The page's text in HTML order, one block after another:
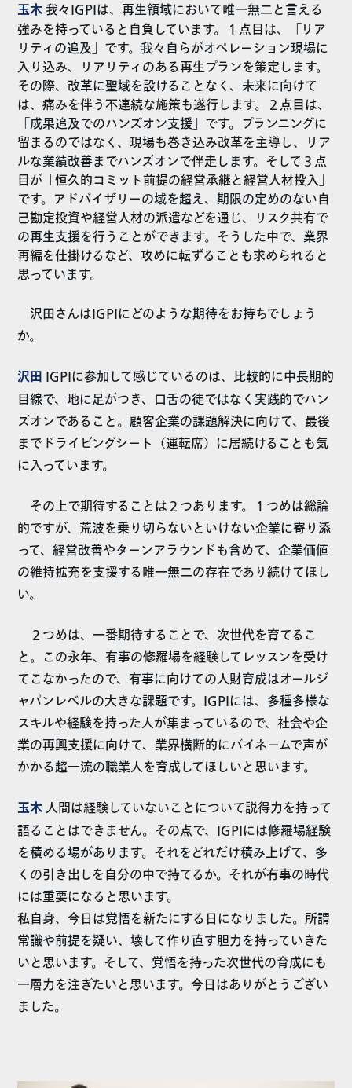
玉木 我々IGPIは、再生領域において唯一無二と言える
強みを持っていると自負しています。１点目は、「リア
リティの追及」です。我々自らがオペレーション現場に
入り込み、リアリティのある再生プランを策定します。
その際、改革に聖域を設けることなく、未来に向けて
は、痛みを伴う不連続な施策も遂行します。２点目は、
「成果追及でのハンズオン支援」です。プランニングに
留まるのではなく、現場も巻き込み改革を主導し、リア
ルな業績改善までハンズオンで伴走します。そして３点
目が「恒久的コミット前提の経営承継と経営人材投入」
です。アドバイザリーの域を超え、期限の定めのない自
己勘定投資や経営人材の派遣などを通じ、リスク共有で
の再生支援を行うことができます。そうした中で、業界
再編を仕掛けるなど、攻めに転ずることも求められると
思っています。
沢田さんはIGPIにどのような期待をお持ちでしょう
か。
沢田 IGPIに参加して感じているのは、比較的に中長期的
目線で、地に足がつき、口舌の徒ではなく実践的でハン
ズオンであること。顧客企業の課題解決に向けて、最後
までドライビングシート（運転席）に居続けることも気
に入っています。
その上で期待することは２つあります。１つめは総論
的ですが、荒波を乗り切らないといけない企業に寄り添
って、経営改善やターンアラウンドも含めて、企業価値
の維持拡充を支援する唯一無二の存在であり続けてほし
い。
２つめは、一番期待することで、次世代を育てるこ
と。この永年、有事の修羅場を経験してレッスンを受け
てこなかったので、有事に向けての人財育成はオールジ
ャパンレベルの大きな課題です。IGPIには、多種多様な
スキルや経験を持った人が集まっているので、社会や企
業の再興支援に向けて、業界横断的にバイネームで声が
かかる超一流の職業人を育成してほしいと思います。
玉木 人間は経験していないことについて説得力を持って
語ることはできません。その点で、IGPIには修羅場経験
を積める場があります。それをどれだけ積み上げて、多
くの引き出しを自分の中で持てるか。それが有事の時代
には重要になると思います。
私自身、今日は覚悟を新たにする日になりました。所謂
常識や前提を疑い、壊して作り直す胆力を持っていきた
いと思います。そして、覚悟を持った次世代の育成にも
一層力を注ぎたいと思います。今日はありがとうござい
ました。